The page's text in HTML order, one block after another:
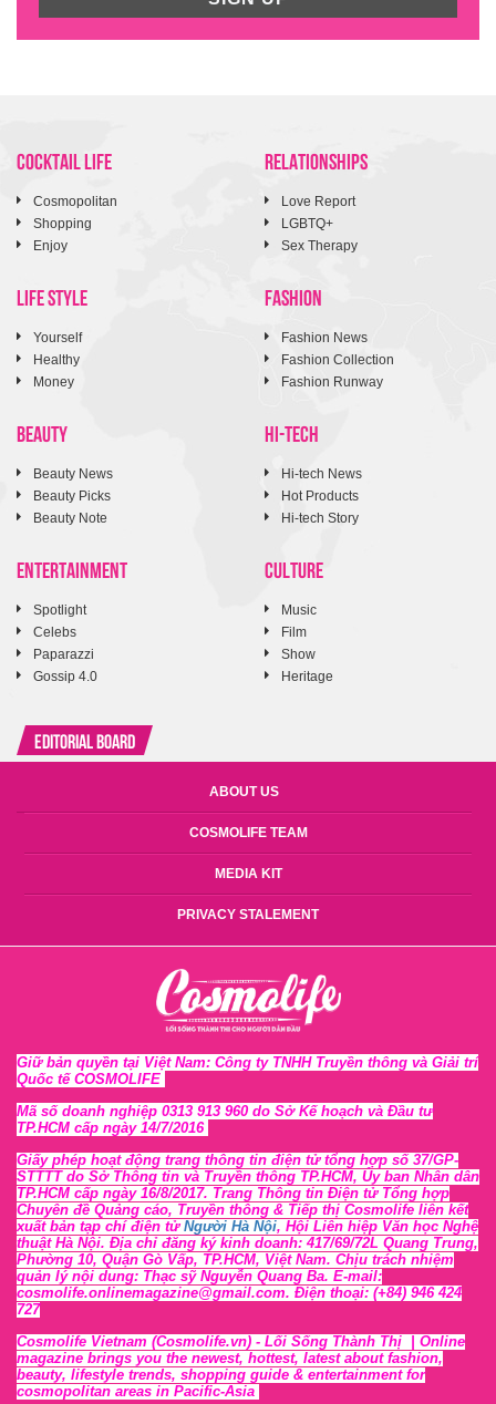
COCKTAIL LIFE
Cosmopolitan
Shopping
Enjoy
RELATIONSHIPS
Love Report
LGBTQ+
Sex Therapy
LIFE STYLE
Yourself
Healthy
Money
FASHION
Fashion News
Fashion Collection
Fashion Runway
BEAUTY
Beauty News
Beauty Picks
Beauty Note
HI-TECH
Hi-tech News
Hot Products
Hi-tech Story
ENTERTAINMENT
Spotlight
Celebs
Paparazzi
Gossip 4.0
CULTURE
Music
Film
Show
Heritage
Editorial Board
ABOUT US
COSMOLIFE TEAM
MEDIA KIT
PRIVACY STALEMENT
Giữ bản quyền tại Việt Nam: Công ty TNHH Truyền thông và Giải trí
Quốc tế COSMOLIFE
Mã số doanh nghiệp 0313 913 960 do Sở Kế hoạch và Đầu tư
TP.HCM cấp ngày 14/7/2016
Giấy phép hoạt động trang thông tin điện tử tổng hợp số 37/GP-
STTTT do Sở Thông tin và Truyền thông TP.HCM, Ủy ban Nhân dân
TP.HCM cấp ngày 16/8/2017. Trang Thông tin Điện tử Tổng hợp
Chuyên đề Quảng cáo, Truyền thông & Tiếp thị Cosmolife liên kết
xuất bản tạp chí điện tử Người Hà Nội, Hội Liên hiệp Văn học Nghệ
thuật Hà Nội. Địa chỉ đăng ký kinh doanh: 417/69/72L Quang Trung,
Phường 10, Quận Gò Vấp, TP.HCM, Việt Nam. Chịu trách nhiệm
quản lý nội dung: Thạc sỹ Nguyễn Quang Ba. E-mail:
cosmolife.onlinemagazine@gmail.com. Điện thoại: (+84) 946 424
727
Cosmolife Vietnam (Cosmolife.vn) - Lối Sống Thành Thị | Online
magazine brings you the newest, hottest, latest about fashion,
beauty, lifestyle trends, shopping guide & entertainment for
cosmopolitan areas in Pacific-Asia